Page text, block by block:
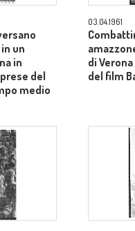
un
in
del
medio
03.04.1961
di
del film